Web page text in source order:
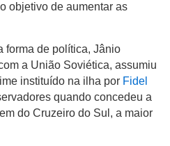
objetivo de aumentar as
forma de política, Jânio
a União Soviética, assumiu
instituído na ilha por Fidel
quando concedeu a
do Cruzeiro do Sul, a maior